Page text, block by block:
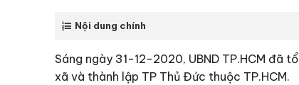
Nội dung chính
Sáng ngày 31-12-2020, UBND TP.HCM đã
xã và thành lập TP Thủ Đức thuộc TP.HCM.